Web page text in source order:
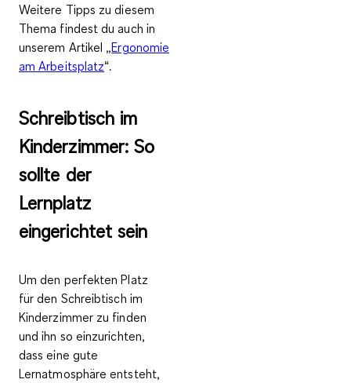
Weitere Tipps zu diesem
Thema findest du auch in
unserem Artikel „Ergonomie
am Arbeitsplatz“.
Schreibtisch im
Kinderzimmer: So
sollte der
Lernplatz
eingerichtet sein
Um den perfekten Platz
für den Schreibtisch im
Kinderzimmer zu finden
und ihn so einzurichten,
dass eine gute
Lernatmosphäre entsteht,